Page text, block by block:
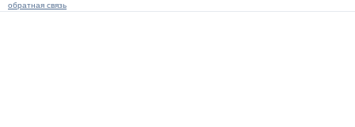
обратная связь